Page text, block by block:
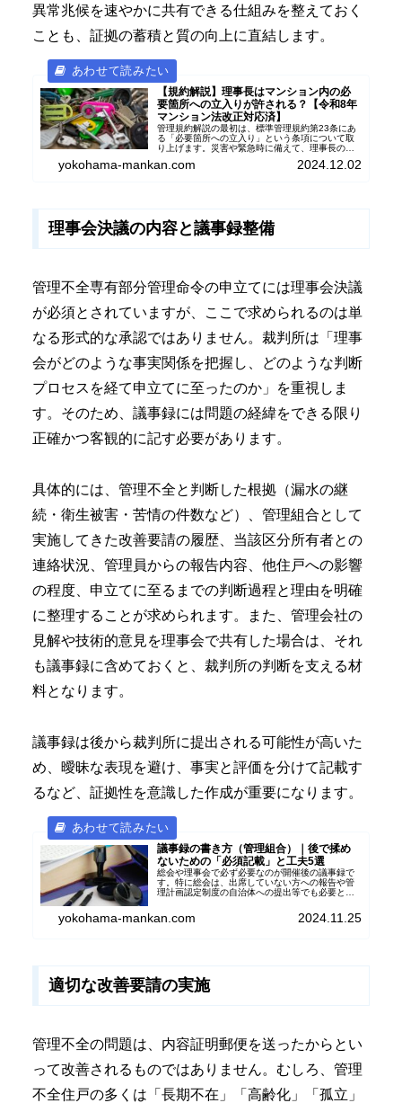
異常兆候を速やかに共有できる仕組みを整えておく
ことも、証拠の蓄積と質の向上に直結します。
【規約解説】理事長はマンション内の必
要箇所への立入りが許される？【令和8年
マンション法改正対応済】
管理規約解説の最初は、標準管理規約第23条にあ
る「必要箇所への立入り」という条項について取
り上げます。災害や緊急時に備えて、理事長の権
ともに管理組合として注意すべき事項も考えられ
yokohama-mankan.com 2024.12.02
理事会決議の内容と議事録整備
管理不全専有部分管理命令の申立てには理事会決議
が必須とされていますが、ここで求められるのは単
なる形式的な承認ではありません。裁判所は「理事
会がどのような事実関係を把握し、どのような判断
プロセスを経て申立てに至ったのか」を重視しま
す。そのため、議事録には問題の経緯をできる限り
正確かつ客観的に記す必要があります。
具体的には、管理不全と判断した根拠（漏水の継
続・衛生被害・苦情の件数など）、管理組合として
実施してきた改善要請の履歴、当該区分所有者との
連絡状況、管理員からの報告内容、他住戸への影響
の程度、申立てに至るまでの判断過程と理由を明確
に整理することが求められます。また、管理会社の
見解や技術的意見を理事会で共有した場合は、それ
も議事録に含めておくと、裁判所の判断を支える材
料となります。
議事録は後から裁判所に提出される可能性が高いた
め、曖昧な表現を避け、事実と評価を分けて記載す
るなど、証拠性を意識した作成が重要になります。
議事録の書き方（管理組合）｜後で揉め
ないための「必須記載」と工夫5選
総会や理事会で必ず必要なのが開催後の議事録で
す。特に総会は、出席していない方への報告や管
理計画認定制度の自治体への提出等でも必要とな
時に工夫したいポイント５つを含め議事録の記事
を紹介します。
yokohama-mankan.com 2024.11.25
適切な改善要請の実施
管理不全の問題は、内容証明郵便を送ったからとい
って改善されるものではありません。むしろ、管理
不全住戸の多くは「長期不在」「高齢化」「孤立」